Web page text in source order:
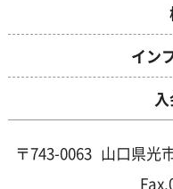
イン
〒743-0063 山口県光